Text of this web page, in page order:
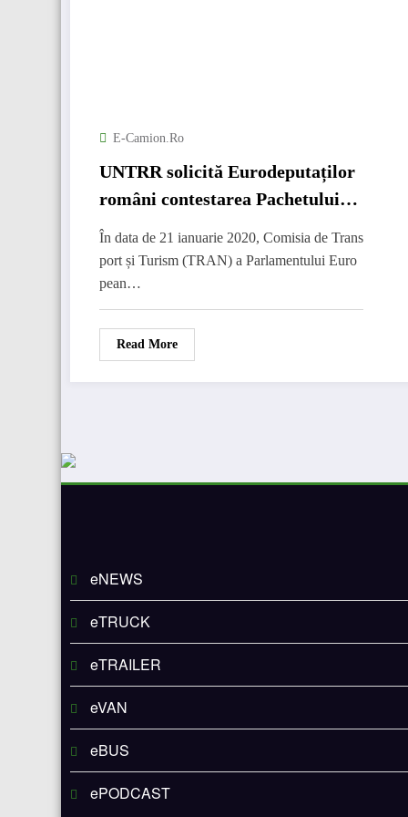
E-Camion.ro
UNTRR solicită Eurodeputaților
români contestarea Pachetului
Mobilitate 1
În data de 21 ianuarie 2020, Comisia de Trans
port și Turism (TRAN) a Parlamentului Euro
pean…
Read More
eNEWS
eTRUCK
eTRAILER
eVAN
eBUS
ePODCAST